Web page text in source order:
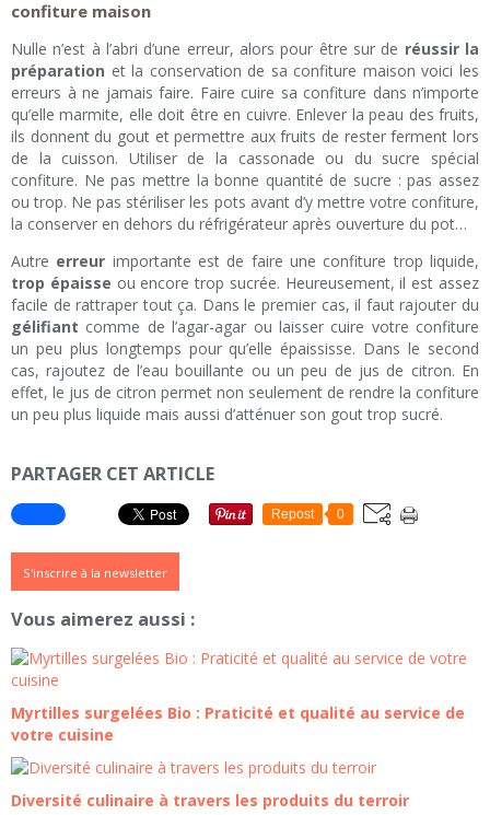
confiture maison
Nulle n’est à l’abri d’une erreur, alors pour être sur de réussir la
préparation et la conservation de sa confiture maison voici les
erreurs à ne jamais faire. Faire cuire sa confiture dans n’importe
qu’elle marmite, elle doit être en cuivre. Enlever la peau des fruits,
ils donnent du gout et permettre aux fruits de rester ferment lors
de la cuisson. Utiliser de la cassonade ou du sucre spécial
confiture. Ne pas mettre la bonne quantité de sucre : pas assez
ou trop. Ne pas stériliser les pots avant d’y mettre votre confiture,
la conserver en dehors du réfrigérateur après ouverture du pot…
Autre erreur importante est de faire une confiture trop liquide,
trop épaisse ou encore trop sucrée. Heureusement, il est assez
facile de rattraper tout ça. Dans le premier cas, il faut rajouter du
gélifiant comme de l’agar-agar ou laisser cuire votre confiture
un peu plus longtemps pour qu’elle épaississe. Dans le second
cas, rajoutez de l’eau bouillante ou un peu de jus de citron. En
effet, le jus de citron permet non seulement de rendre la confiture
un peu plus liquide mais aussi d’atténuer son gout trop sucré.
PARTAGER CET ARTICLE
Repost 0
S'inscrire à la newsletter
Vous aimerez aussi :
Myrtilles surgelées Bio : Praticité et qualité au service de
votre cuisine
Diversité culinaire à travers les produits du terroir